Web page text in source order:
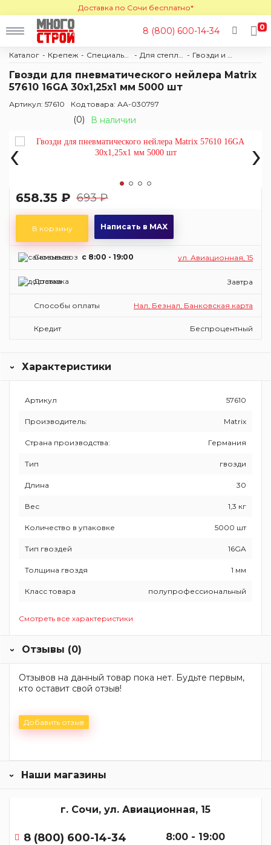
Доставка по Сочи бесплатно*
8 (800) 600-14-34 0
Каталог Крепеж
Гвозди для пневматического нейлера Matrix
57610 16GA 30х1,25х1 мм 5000 шт
Артикул: 57610 Код товара: АА-030797
(0) В наличии
‹ ›
658.35 ₽ 693 ₽
В корзину Написать в MAX
Самовывоз c 8:00 - 19:00 ул. Авиационная, 15
Доставка Завтра
Способы оплаты Нал, Безнал, Банковская карта
Кредит Беспроцентный
Характеристики
Артикул 57610
Производитель: Matrix
Страна производства: Германия
Тип гвозди
Длина 30
Вес 1,3 кг
Количество в упаковке 5000 шт
Тип гвоздей 16GA
Толщина гвоздя 1 мм
Класс товара полупрофессиональный
Смотреть все характеристики
Отзывы (0)
Отзывов на данный товар пока нет. Будьте первым,
кто оставит свой отзыв!
Добавить отзыв
Наши магазины
г. Сочи, ул. Авиационная, 15
8 (800) 600-14-34 8:00 - 19:00